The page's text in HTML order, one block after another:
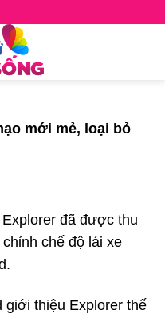
mới mẻ, loại bỏ
đã được thu
chế độ lái xe
thiệu Explorer thế